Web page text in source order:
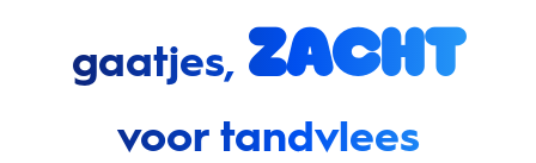
gaatjes, zacht
voor tandvlees